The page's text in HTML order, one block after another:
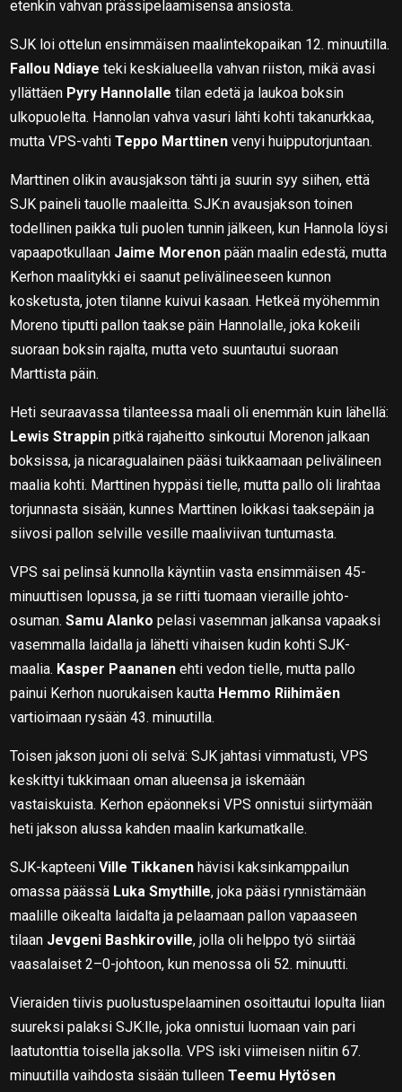
etenkin vahvan prässipelaamisensa ansiosta.
SJK loi ottelun ensimmäisen maalintekopaikan 12. minuutilla.
Fallou Ndiayeteki keskialueella vahvan riiston, mikä avasi
yllättäen Pyry Hannolalle tilan edetä ja laukoa boksin
ulkopuolelta. Hannolan vahva vasuri lähti kohti takanurkkaa,
mutta VPS-vahtiTeppo Marttinen venyi huipputorjuntaan.
Marttinen olikin avausjakson tähti ja suurin syy siihen, että
SJK paineli tauolle maaleitta. SJK:n avausjakson toinen
todellinen paikka tuli puolen tunnin jälkeen, kun Hannola löysi
vapaapotkullaan Jaime Morenon pään maalin edestä, mutta
Kerhon maalitykki ei saanut pelivälineeseen kunnon
kosketusta, joten tilanne kuivui kasaan. Hetkeä myöhemmin
Moreno tiputti pallon taakse päin Hannolalle, joka kokeili
suoraan boksin rajalta, mutta veto suuntautui suoraan
Marttista päin.
Heti seuraavassa tilanteessa maali oli enemmän kuin lähellä:
Lewis Strappin pitkä rajaheitto sinkoutui Morenon jalkaan
boksissa, ja nicaragualainen pääsi tuikkaamaan pelivälineen
maalia kohti. Marttinen hyppäsi tielle, mutta pallo oli lirahtaa
torjunnasta sisään, kunnes Marttinen loikkasi taaksepäin ja
siivosi pallon selville vesille maaliviivan tuntumasta.
VPS sai pelinsä kunnolla käyntiin vasta ensimmäisen 45-
minuuttisen lopussa, ja se riitti tuomaan vieraille johto-
osuman.Samu Alanko pelasi vasemman jalkansa vapaaksi
vasemmalla laidalla ja lähetti vihaisen kudin kohti SJK-
maalia. Kasper Paananen ehti vedon tielle, mutta pallo
painui Kerhon nuorukaisen kautta Hemmo Riihimäen
vartioimaan rysään 43. minuutilla.
Toisen jakson juoni oli selvä: SJK jahtasi vimmatusti, VPS
keskittyi tukkimaan oman alueensa ja iskemään
vastaiskuista. Kerhon epäonneksi VPS onnistui siirtymään
heti jakson alussa kahden maalin karkumatkalle.
SJK-kapteeni Ville Tikkanenhävisi kaksinkamppailun
omassa päässä Luka Smythille, joka pääsi rynnistämään
maalille oikealta laidalta ja pelaamaan pallon vapaaseen
tilaan Jevgeni Bashkiroville, jolla oli helppo työ siirtää
vaasalaiset 2–0-johtoon, kun menossa oli 52. minuutti.
Vieraiden tiivis puolustuspelaaminen osoittautui lopulta liian
suureksi palaksi SJK:lle, joka onnistui luomaan vain pari
laatutonttia toisella jaksolla. VPS iski viimeisen niitin 67.
minuutilla vaihdosta sisään tulleenTeemu Hytösen